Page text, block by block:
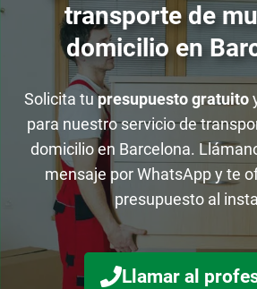
transporte de
domicilio en
Solicita tupresupuesto gratuito
para nuestro servicio de
domicilio en Barcelona.
mensaje por WhatsApp y te
presupuesto al
Llamar al